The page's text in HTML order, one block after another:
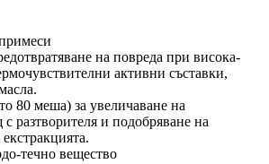
на повреда при висока-
активни съставки,
80 меша) за увеличаване на
разтворителя и подобряване на
течно вещество